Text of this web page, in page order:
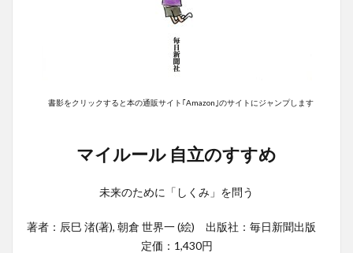
書影をクリックすると本の通販サイト｢Amazon｣のサイトにジャンプします
マイルール 自立のすすめ
未来のために「しくみ」を問う
著者：辰巳 渚(著), 朝倉 世界一 (絵) 出版社：毎日新聞出版
定価：1,430円